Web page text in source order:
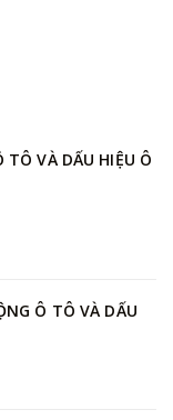
TÔ VÀ DẤU HIỆU Ô
Ô TÔ VÀ DẤU